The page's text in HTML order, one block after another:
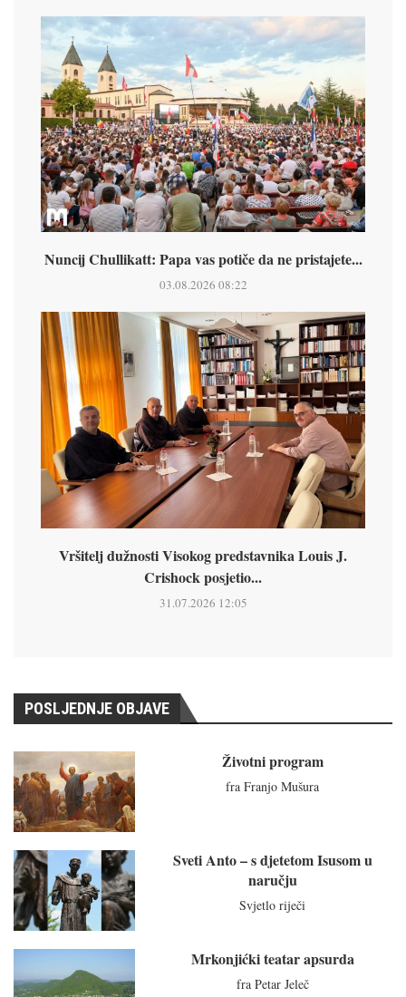
Nuncij Chullikatt: Papa vas potiče da ne pristajete...
03.08.2026 08:22
Vršitelj dužnosti Visokog predstavnika Louis J.
Crishock posjetio...
31.07.2026 12:05
POSLJEDNJE OBJAVE
Životni program
fra Franjo Mušura
Sveti Anto – s djetetom Isusom u
naručju
Svjetlo riječi
Mrkonjićki teatar apsurda
fra Petar Jeleč